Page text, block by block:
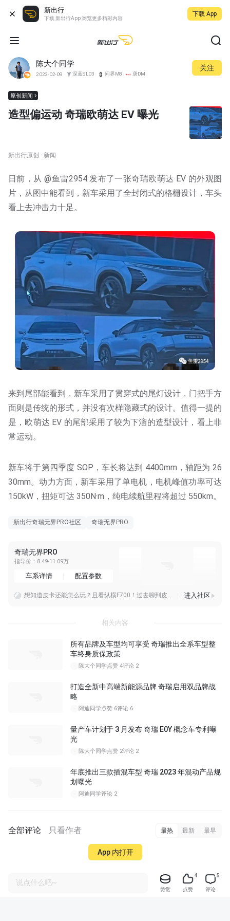
新出行
下载 新出行App 浏览更多精彩内容
下载 App
陈大个同学
2023-02-09 深蓝SL03 问界M8 唐DM
关注
原创新闻
造型偏运动 奇瑞欧萌达 EV 曝光
新出行原创 · 新闻
日前，从 @鱼雷2954 发布了一张奇瑞欧萌达 EV 的外观图
片，从图中能看到，新车采用了全封闭式的格栅设计，车头
看上去冲击力十足。
来到尾部能看到，新车采用了贯穿式的尾灯设计，门把手方
面则是传统的形式，并没有次样隐藏式的设计。值得一提的
是，欧萌达 EV 的尾部采用了较为下溜的造型设计，看上非
常运动。
新车将于第四季度 SOP，车长将达到 4400mm，轴距为 26
30mm。动力方面，新车采用了单电机，电机峰值功率可达
150kW，扭矩可达 350N·m，纯电续航里程将超过 550km。
新出行奇瑞无界PRO社区 奇瑞无界PRO
奇瑞无界PRO
指导价：8.49-11.09万
车系详情 配置参数
想知道皮卡还能怎么玩？且看纵横F700！过去聊到皮卡，很多人的第一反应还是“工具车”——能拉货、能干活、耐造可靠，但和豪华、生活方式似乎没什么关系。但这几年，汽
进入社区
相关内容
所有品牌及车型均可享受 奇瑞推出全系车型整
车终身质保政策
陈大个同学点赞 4评论 2
打造全新中高端新能源品牌 奇瑞启用双品牌战
略
阿迪同学点赞 6评论 6
量产车计划于 3 月发布 奇瑞 E0Y 概念车专利曝
光
陈大个同学点赞 2评论 2
年底推出三款插混车型 奇瑞 2023 年混动产品规
划曝光
阿迪同学评论 2
全部评论 只看作者 最热 最新 最早
App 内打开
说点什么吧~
赞赏
4
点赞
5
评论